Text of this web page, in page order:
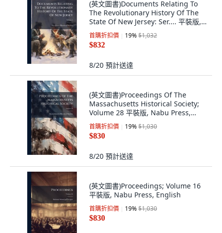
(英文圖書)Documents Relating To
The Revolutionary History Of The
State Of New Jersey: Ser.... 平裝版,
Nabu Press, English, Paperback
首購折扣價 19%$1,032
$832
8/20 預計送達
(英文圖書)Proceedings Of The
Massachusetts Historical Society;
Volume 28 平裝版, Nabu Press,
English
首購折扣價 19%$1,030
$830
8/20 預計送達
(英文圖書)Proceedings; Volume 16
平裝版, Nabu Press, English
首購折扣價 19%$1,030
$830